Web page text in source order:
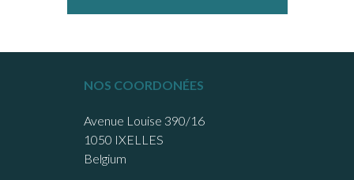
NOS COORDONÉES
Avenue Louise 390/16
1050 IXELLES
Belgium